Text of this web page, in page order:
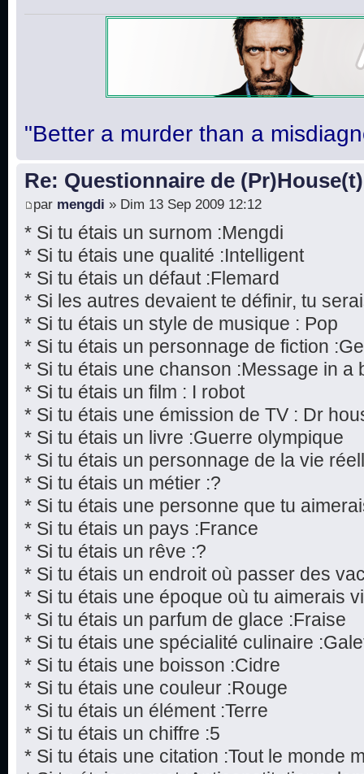
"Better a murder than a
Re: Questionnaire de (Pr)House(t)
par mengdi » Dim 13 Sep 2009 12:12
* Si tu étais un surnom :Mengdi
* Si tu étais une qualité :Intelligent
* Si tu étais un défaut :Flemard
* Si les autres devaient te définir, tu
* Si tu étais un style de musique : Pop
* Si tu étais un personnage de fiction
* Si tu étais une chanson :Message in a
* Si tu étais un film : I robot
* Si tu étais une émission de TV : Dr
* Si tu étais un livre :Guerre olympique
* Si tu étais un personnage de la vie
* Si tu étais un métier :?
* Si tu étais une personne que tu
* Si tu étais un pays :France
* Si tu étais un rêve :?
* Si tu étais un endroit où passer des
* Si tu étais une époque où tu aimerais
* Si tu étais un parfum de glace :Fraise
* Si tu étais une spécialité culinaire
* Si tu étais une boisson :Cidre
* Si tu étais une couleur :Rouge
* Si tu étais un élément :Terre
* Si tu étais un chiffre :5
* Si tu étais une citation :Tout le monde